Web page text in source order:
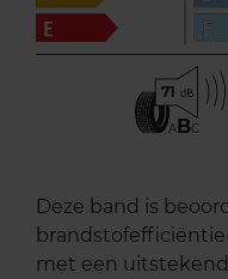
71
ABC
Deze band is
met een